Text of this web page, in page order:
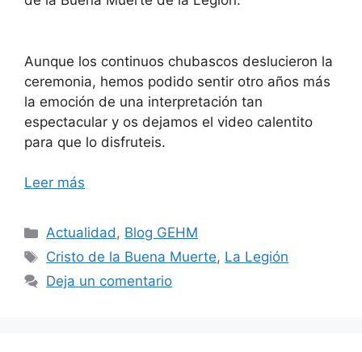
Aunque los continuos chubascos deslucieron la
ceremonia, hemos podido sentir otro años más
la emoción de una interpretación tan
espectacular y os dejamos el video calentito
para que lo disfruteis.
Leer más
Categorías
Actualidad, Blog GEHM
Etiquetas
Cristo de la Buena Muerte, La Legión
Deja un comentario